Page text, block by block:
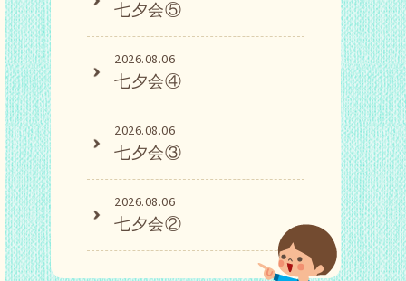
七夕会⑤
2026.08.06
七夕会④
2026.08.06
七夕会③
2026.08.06
七夕会②